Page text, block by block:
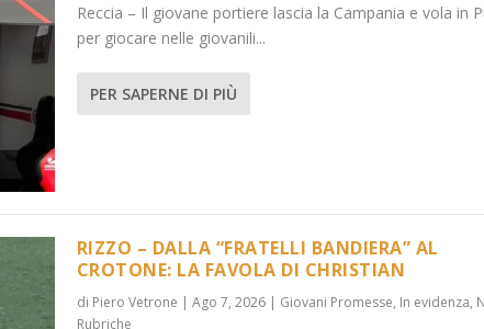
Reccia – Il giovane portiere lascia la Campania e vola in
per giocare nelle giovanili...
PER SAPERNE DI PIÙ
RIZZO – DALLA “FRATELLI BANDIERA” AL
CROTONE: LA FAVOLA DI CHRISTIAN
di Piero Vetrone | Ago 7, 2026| Giovani Promesse, In evidenza,
Rubriche